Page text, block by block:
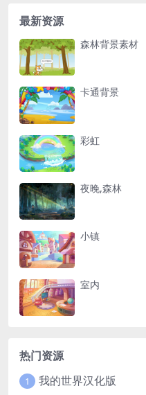
最新资源
森林背景素材
卡通背景
彩虹
夜晚,森林
小镇
室内
热门资源
1 我的世界汉化版